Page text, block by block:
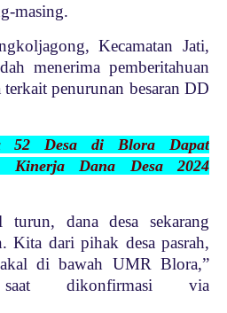
masing.
Kecamatan Jati,
menerima pemberitahuan
penurunan besaran DD
52 Desa di Blora Dapat
Kinerja Dana Desa 2024
turun, dana desa sekarang
Kita dari pihak desa pasrah,
di bawah UMR Blora,”
dikonfirmasi via